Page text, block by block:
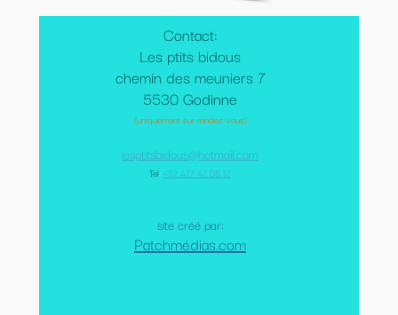
Contact:
Les ptits bidous
chemin des meuniers 7
5530 Godinne
(uniquement sur rendez-vous)
lesptitsbidous@hotmail.com
Tel: +32 477 47 05 17
site créé par:
Patchmédias.com